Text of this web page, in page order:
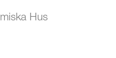
Hus